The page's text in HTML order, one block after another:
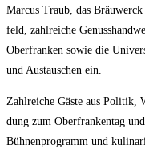
Mar­cus Traub, das
feld, zahl­rei­che
Ober­fran­ken sowie die
und Aus­tau­schen ein.
Zahl­rei­che Gäs­te aus Poli­tik,
dung zum Ober­fran­ken­tag
Büh­nen­pro­gramm und